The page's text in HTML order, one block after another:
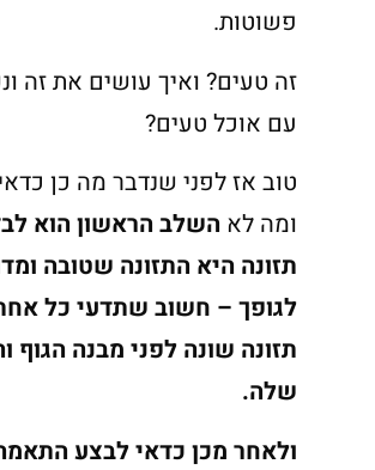
פשוטות.
זה טעים? ואיך עושים את זה
עם אוכל טעים?
טוב אז לפני שנדבר מה כן כדאי
ומה לאהשלב הראשון הוא
תזונה היא התזונה שטובה
לגופך – חשוב שתדעי כל אחת
תזונה שונה לפני מבנה הגוף
שלה.
ולאחר מכן כדאי לבצע התאמה